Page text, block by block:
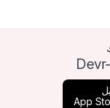
App